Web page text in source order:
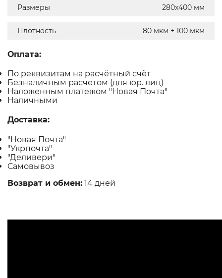
Размеры 280х400 мм
Плотность 80 мкм + 100 мкм
Оплата:
По реквизитам на расчётный счёт
Безналичным расчетом (для юр. лиц)
Наложенным платежом "Новая Почта"
Наличными
Доставка:
"Новая Почта"
"Укрпочта"
"Деливери"
Самовывоз
Возврат и обмен: 14 дней